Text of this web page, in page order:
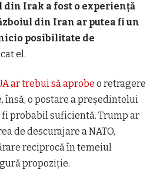
din Irak a fost o experiență
din Iran ar putea fi un
posibilitate de
el.
ar trebui să aprobe o retragere
însă, o postare a președintelui
fi probabil suficientă. Trump ar
de descurajare a NATO,
reciprocă în temeiul
propoziție.